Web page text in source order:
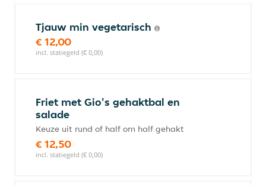
Tjauw min vegetarisch
€ 12,00
incl. statiegeld (€ 0,00)
Friet met Gio's gehaktbal en
salade
Keuze uit rund of half om half gehakt
€ 12,50
incl. statiegeld (€ 0,00)